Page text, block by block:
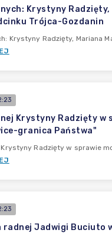
Krystyny
Trójca-Gozdanin
Krystyny Radzięty, Mariana
Krystyny Radzięty
granica Państwa"
Krystyny Radzięty w sprawie
radnej Jadwigi Buciuto